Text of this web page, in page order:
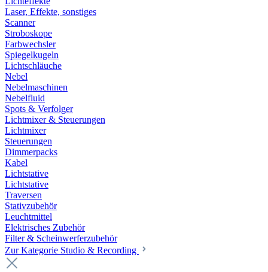
Laser, Effekte, sonstiges
Scanner
Stroboskope
Farbwechsler
Spiegelkugeln
Lichtschläuche
Nebel
Nebelmaschinen
Nebelfluid
Spots & Verfolger
Lichtmixer & Steuerungen
Lichtmixer
Steuerungen
Dimmerpacks
Kabel
Lichtstative
Lichtstative
Traversen
Stativzubehör
Leuchtmittel
Elektrisches Zubehör
Filter & Scheinwerferzubehör
Zur Kategorie Studio & Recording